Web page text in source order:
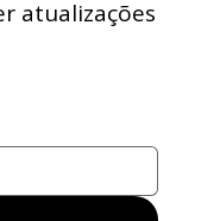
atualizações